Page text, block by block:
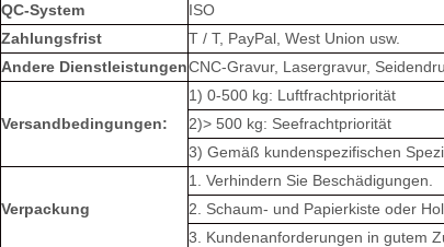
QC-System
ISO
Zahlungsfrist
T / T, PayPal, West Union usw.
Andere DienstleistungenCNC-Gravur, Lasergravur,
Versandbedingungen:
1) 0-500 kg: Luftfrachtpriorität
2)> 500 kg: Seefrachtpriorität
3) Gemäß kundenspezifischen
Verpackung
1. Verhindern Sie Beschädigungen.
2. Schaum- und Papierkiste oder
3. Kundenanforderungen in gutem